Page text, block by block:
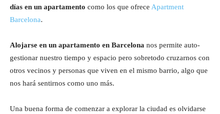
días en un apartamento como los que ofrece Apartment
Barcelona.
Alojarse en un apartamento en Barcelona nos permite auto-
gestionar nuestro tiempo y espacio pero sobretodo cruzarnos con
otros vecinos y personas que viven en el mismo barrio, algo que
nos hará sentirnos como uno más.
Una buena forma de comenzar a explorar la ciudad es olvidarse